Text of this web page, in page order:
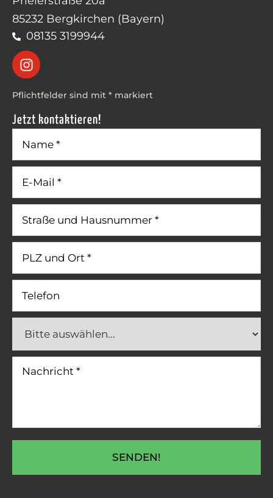
85232 Bergkirchen (Bayern)
08135 3199944
Pflichtfelder sind mit * markiert
Jetzt kontaktieren!
SENDEN!